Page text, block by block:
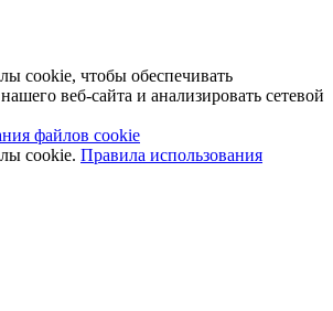
cookie, чтобы обеспечивать
веб-сайта и анализировать сетевой
файлов cookie
cookie. Правила использования